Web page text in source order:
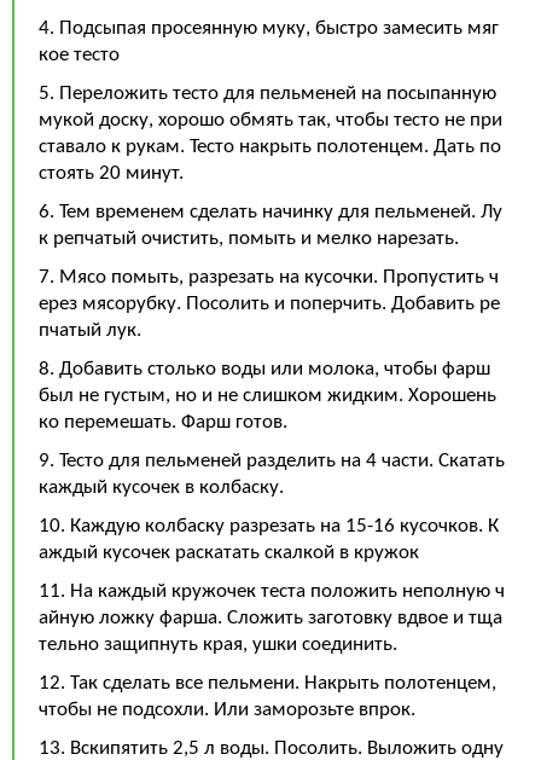
4. Подсыпая просеянную муку, быстро замесить мяг
кое тесто
5. Переложить тесто для пельменей на посыпанную
мукой доску, хорошо обмять так, чтобы тесто не при
ставало к рукам. Тесто накрыть полотенцем. Дать по
стоять 20 минут.
6. Тем временем сделать начинку для пельменей. Лу
к репчатый очистить, помыть и мелко нарезать.
7. Мясо помыть, разрезать на кусочки. Пропустить ч
ерез мясорубку. Посолить и поперчить. Добавить ре
пчатый лук.
8. Добавить столько воды или молока, чтобы фарш
был не густым, но и не слишком жидким. Хорошень
ко перемешать. Фарш готов.
9. Тесто для пельменей разделить на 4 части. Скатать
каждый кусочек в колбаску.
10. Каждую колбаску разрезать на 15-16 кусочков. К
аждый кусочек раскатать скалкой в кружок
11. На каждый кружочек теста положить неполную ч
айную ложку фарша. Сложить заготовку вдвое и тща
тельно защипнуть края, ушки соединить.
12. Так сделать все пельмени. Накрыть полотенцем,
чтобы не подсохли. Или заморозьте впрок.
13. Вскипятить 2,5 л воды. Посолить. Выложить одну